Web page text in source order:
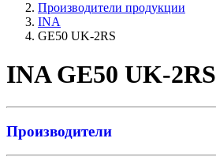
Производители продукции
INA
GE50 UK-2RS
INA GE50 UK-2RS
Производители